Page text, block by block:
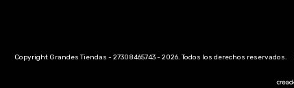
Copyright Grandes Tiendas - 27308465743 - 2026. Todos los derechos reservados.